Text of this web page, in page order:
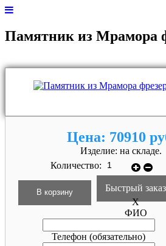
Памятник из Мрамора
Цена: 70910
Изделие: на складе.
Количество:
Быстрый заказ
X
ФИО
Телефон (обязательно)